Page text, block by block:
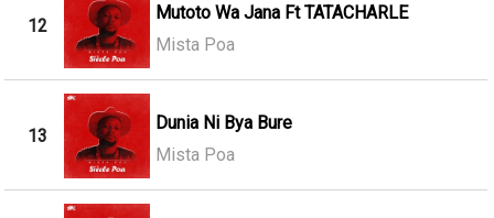
12
Mutoto Wa Jana Ft TATACHARLE
Mista Poa
13
Dunia Ni Bya Bure
Mista Poa